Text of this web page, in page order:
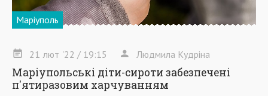
Маріуполь
21 лют '22 / 19:15 Людмила Кудріна
Маріупольські діти-сироти забезпечені
п'ятиразовим харчуванням